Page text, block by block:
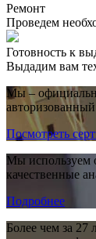
Ремонт
Проведем
Готовность к
Выдадим вам
Мы –
Посмотреть
Мы используем
качественные
Подробнее
Более чем за 27